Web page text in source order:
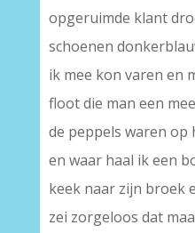
opgeruimde klant
schoenen
ik mee kon varen en
floot die man een
de peppels waren
en waar haal ik een
keek naar zijn broek
zei zorgeloos dat